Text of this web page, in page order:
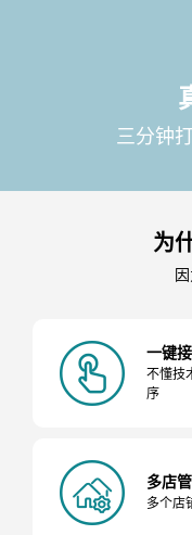
三分钟
为
一键
不懂技
序
多店
多个店